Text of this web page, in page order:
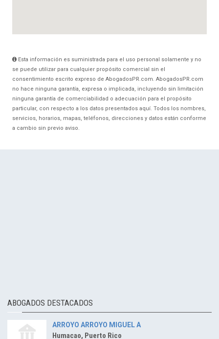
Esta información es suministrada para el uso personal solamente y no
se puede utilizar para cualquier propósito comercial sin el
consentimiento escrito expreso de AbogadosPR.com. AbogadosPR.com
no hace ninguna garantía, expresa o implicada, incluyendo sin limitación
ninguna garantía de comerciabilidad o adecuación para el propósito
particular, con respecto a los datos presentados aquí. Todos los nombres,
servicios, horarios, mapas, teléfonos, direcciones y datos están conforme
a cambio sin previo aviso.
ABOGADOS DESTACADOS
ARROYO ARROYO MIGUEL A
Humacao, Puerto Rico